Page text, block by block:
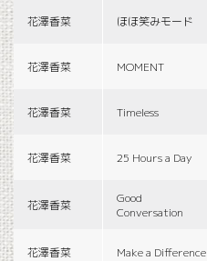
花澤香菜 ほほ笑みモード
花澤香菜 MOMENT
花澤香菜 Timeless
花澤香菜 25 Hours a Day
花澤香菜
Good
Conversation
花澤香菜 Make a Difference